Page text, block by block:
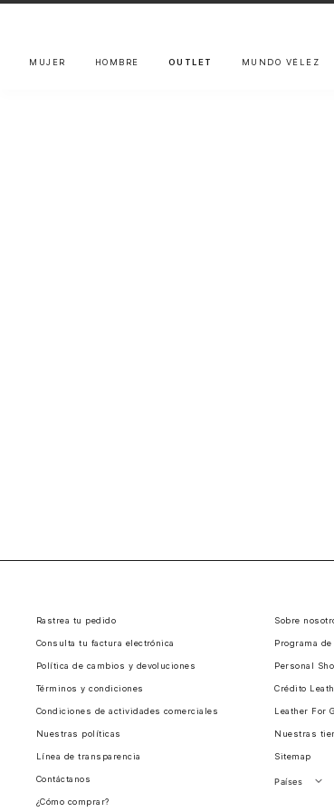
MUJER HOMBRE OUTLET MUNDO VÉLEZ
Rastrea tu pedido
Consulta tu factura electrónica
Política de cambios y devoluciones
Términos y condiciones
Condiciones de actividades comerciales
Nuestras políticas
Línea de transparencia
Contáctanos
¿Cómo comprar?
Sobre
Programa
Personal
Crédito
Leather For
Nuestras
Sitemap
Países